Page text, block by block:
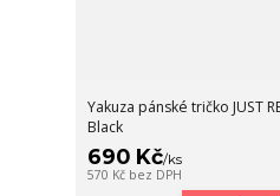
Yakuza pánské tričko JUST
Black
690 Kč/ks
570 Kč bez DPH